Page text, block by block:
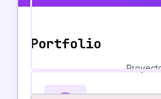
Portfolio